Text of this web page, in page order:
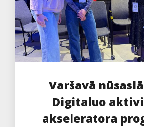
Varšavā
Digitaluo
akseleratora